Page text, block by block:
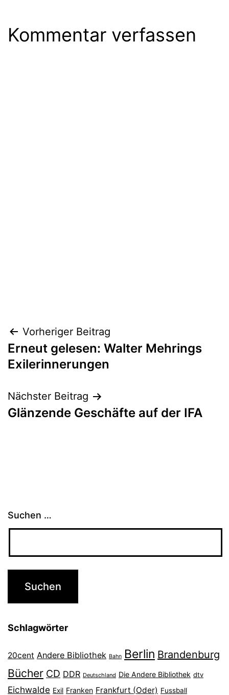
Kommentar verfassen
Beitragsnavigation
Vorheriger Beitrag
Erneut gelesen: Walter Mehrings
Exilerinnerungen
Nächster Beitrag
Glänzende Geschäfte auf der IFA
Suchen …
Schlagwörter
20cent Andere Bibliothek Bahn Berlin Brandenburg
Bücher CD DDR Deutschland Die Andere Bibliothek dtv
Eichwalde Exil Franken Frankfurt (Oder) Fussball